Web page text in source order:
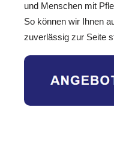
und Menschen mit
So können wir Ihnen
zuverlässig zur Seite